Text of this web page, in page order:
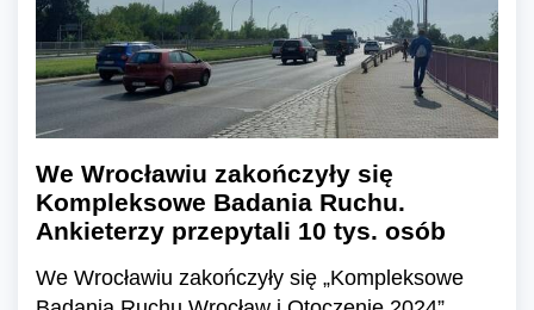
We Wrocławiu zakończyły się
Kompleksowe Badania Ruchu.
Ankieterzy przepytali 10 tys. osób
We Wrocławiu zakończyły się „Kompleksowe